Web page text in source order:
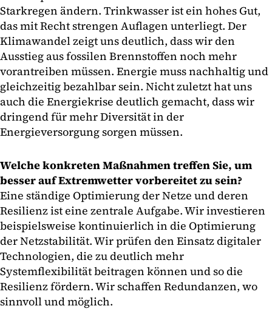
Starkregen ändern. Trinkwasser ist ein hohes Gut,
das mit Recht strengen Auflagen unterliegt. Der
Klimawandel zeigt uns deutlich, dass wir den
Ausstieg aus fossilen Brennstoffen noch mehr
vorantreiben müssen. Energie muss nachhaltig und
gleichzeitig bezahlbar sein. Nicht zuletzt hat uns
auch die Energiekrise deutlich gemacht, dass wir
dringend für mehr Diversität in der
Energieversorgung sorgen müssen.
Welche konkreten Maßnahmen treffen Sie, um
besser auf Extremwetter vorbereitet zu sein?
Eine ständige Optimierung der Netze und deren
Resilienz ist eine zentrale Aufgabe. Wir investieren
beispielsweise kontinuierlich in die Optimierung
der Netzstabilität. Wir prüfen den Einsatz digitaler
Technologien, die zu deutlich mehr
Systemflexibilität beitragen können und so die
Resilienz fördern. Wir schaffen Redundanzen, wo
sinnvoll und möglich.